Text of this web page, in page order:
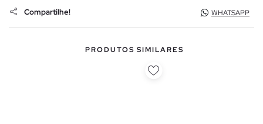
Compartilhe! WHATSAPP
PRODUTOS SIMILARES